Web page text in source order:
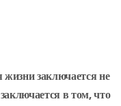
жизни заключается не
в том, что